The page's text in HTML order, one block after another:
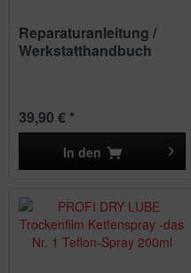
Reparaturanleitung /
Werkstatthandbuch
39,90 € *
In den